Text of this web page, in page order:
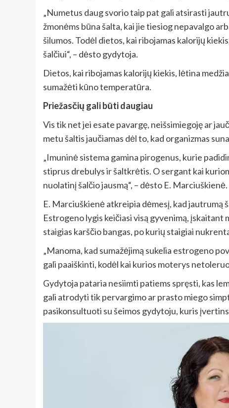
„Numetus daug svorio taip pat gali atsirasti
žmonėms būna šalta, kai jie tiesiog nepavalgo
šilumos. Todėl dietos, kai ribojamas kalorijų
šalčiui“, – dėsto gydytoja.
Dietos, kai ribojamas kalorijų kiekis, lėtina
sumažėti kūno temperatūra.
Priežasčių gali būti daugiau
Vis tik net jei esate pavargę, neišsimiegoję ar
metu šaltis jaučiamas dėl to, kad organizmas
„Imuninė sistema gamina pirogenus, kurie
stiprus drebulys ir šaltkrėtis. O sergant kai
nuolatinį šalčio jausmą“, – dėsto E. Marciuškienė.
E. Marciuškienė atkreipia dėmesį, kad
Estrogeno lygis keičiasi visą gyvenimą,
staigias karščio bangas, po kurių staigiai
„Manoma, kad sumažėjimą sukelia estrogeno
gali paaiškinti, kodėl kai kurios moterys
Gydytoja pataria nesiimti patiems spręsti, kas
gali atrodyti tik pervargimo ar prasto miego
pasikonsultuoti su šeimos gydytoju, kuris